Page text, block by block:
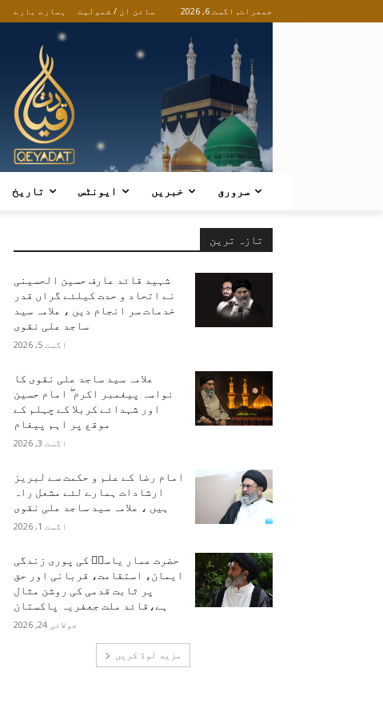
جمعرات, اگست 6, 2026 سائن ان / شمولیت ہمارے بارے
سرورق خبریں ایونٹس تاریخ
تازہ ترین
شہید قائد عارف حسین الحسینی
نے اتحاد و حدت کیلئے گراں قدر
خدمات سر انجام دیں ، علامہ سید
ساجد علی نقوی
اگست 5, 2026
علامہ سید ساجد علی نقوی کا
نواسہ پیغمبر اکرم ۖ امام حسین
اور شہدائے کربلا کے چہلم کے
موقع پر اہم پیغام
اگست 3, 2026
امام رضا کے علم و حکمت سے لبریز
ارشادات ہمارے لئے مشعل راہ
ہیں ، علامہ سید ساجد علی نقوی
اگست 1, 2026
حضرت عمار یاسرؑ کی پوری زندگی
ایمان، استقامت، قربانی اور حق
پر ثابت قدمی کی روشن مثال
ہے،قائد ملت جعفریہ پاکستان
جولائی 24, 2026
مزید لوڈ کریں